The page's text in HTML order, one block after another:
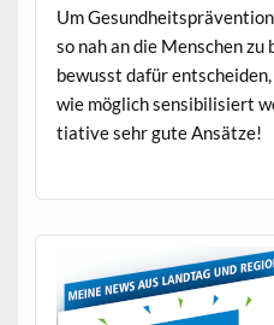
Um
so nah an die Men­schen zu
bewusst dafür
wie möglich sen­si­bil­isiert
tia­tive sehr gute Ansätze!